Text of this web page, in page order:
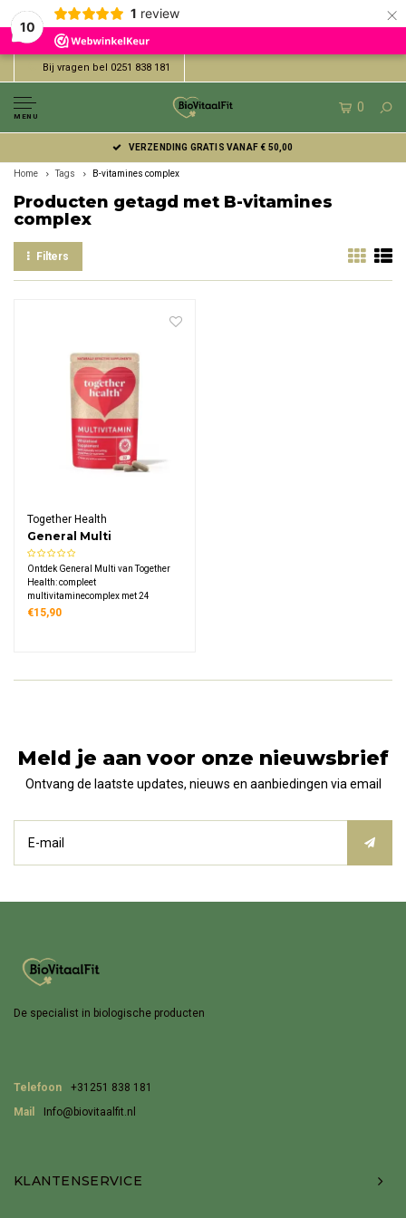
10
1 review ×
Bij vragen bel 0251 838 181
MENU
0
VERZENDING GRATIS VANAF € 50,00
Home Tags B-vitamines complex
Producten getagd met B-vitamines
complex
Filters
Together Health
General Multi
Ontdek General Multi van Together
Health: compleet
multivitaminecomplex met 24
vitamines en mineralen uit
€15,90
Meld je aan voor onze nieuwsbrief
Ontvang de laatste updates, nieuws en aanbiedingen via email
De specialist in biologische producten
Telefoon
+31251 838 181
Mail
Info@biovitaalfit.nl
KLANTENSERVICE